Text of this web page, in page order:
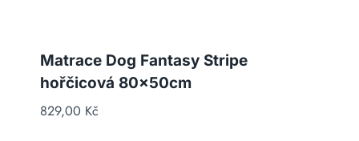
Matrace Dog Fantasy Stripe
hořčicová 80x50cm
829,00 Kč